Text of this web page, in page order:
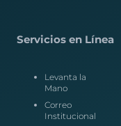
Servicios en Línea
Levanta la
Mano
Correo
Institucional